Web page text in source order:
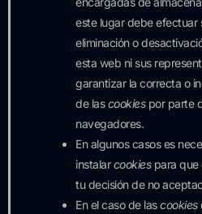
este lugar debe efectuar
eliminación o
esta web ni sus
garantizar la correcta o
de lascookiespor parte
navegadores.
En algunos casos es
instalarcookiespara que
tu decisión de no
En el caso de lascookies